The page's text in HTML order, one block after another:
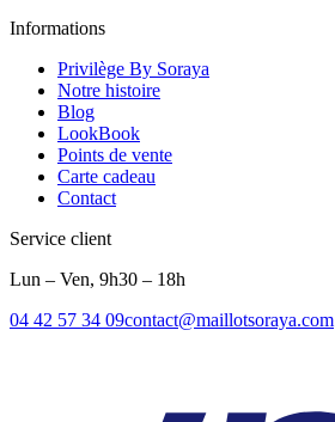
Informations
Privilège By Soraya
Notre histoire
Blog
LookBook
Points de vente
Carte cadeau
Contact
Service client
Lun – Ven, 9h30 – 18h
04 42 57 34 09contact@maillotsoraya.com